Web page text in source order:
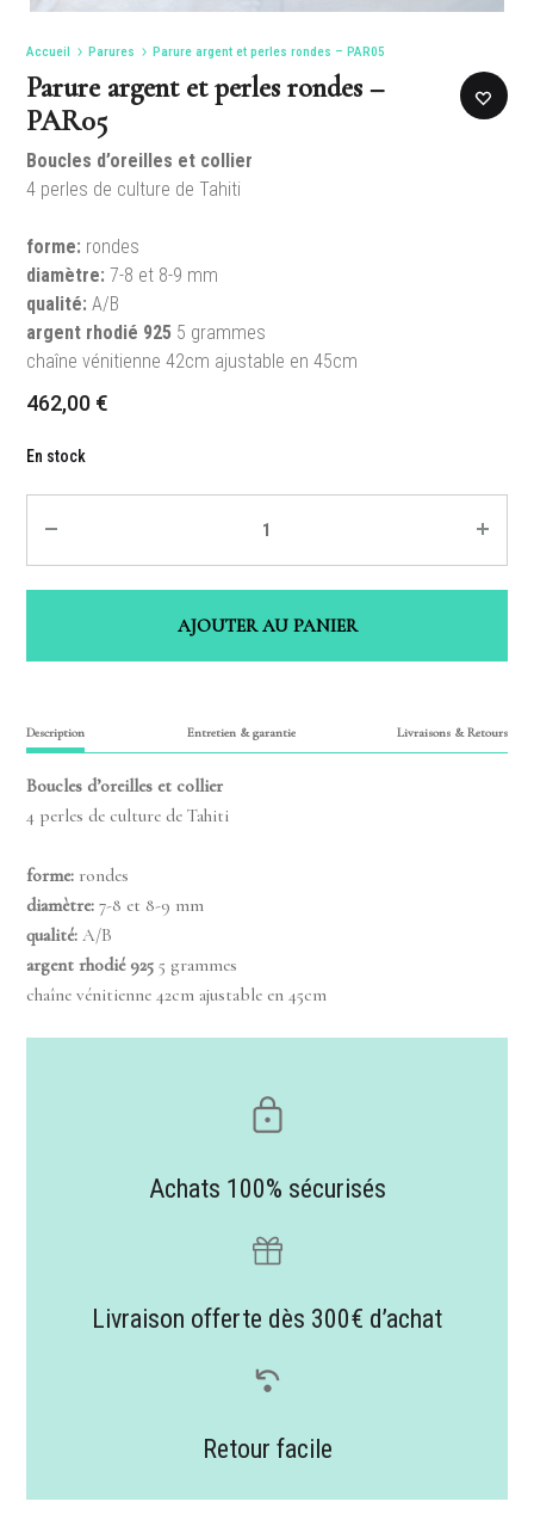
Accueil Parures Parure argent et perles rondes – PAR05
Parure argent et perles rondes –
PAR05
Boucles d’oreilles et collier
4 perles de culture de Tahiti
forme: rondes
diamètre: 7-8 et 8-9 mm
qualité: A/B
argent rhodié 925 5 grammes
chaîne vénitienne 42cm ajustable en 45cm
462,00 €
En stock
AJOUTER AU PANIER
Description Entretien & garantie Livraisons & Retours
Boucles d’oreilles et collier
4 perles de culture de Tahiti
forme: rondes
diamètre: 7-8 et 8-9 mm
qualité: A/B
argent rhodié 925 5 grammes
chaîne vénitienne 42cm ajustable en 45cm
Achats 100% sécurisés
Livraison offerte dès 300€ d’achat
Retour facile